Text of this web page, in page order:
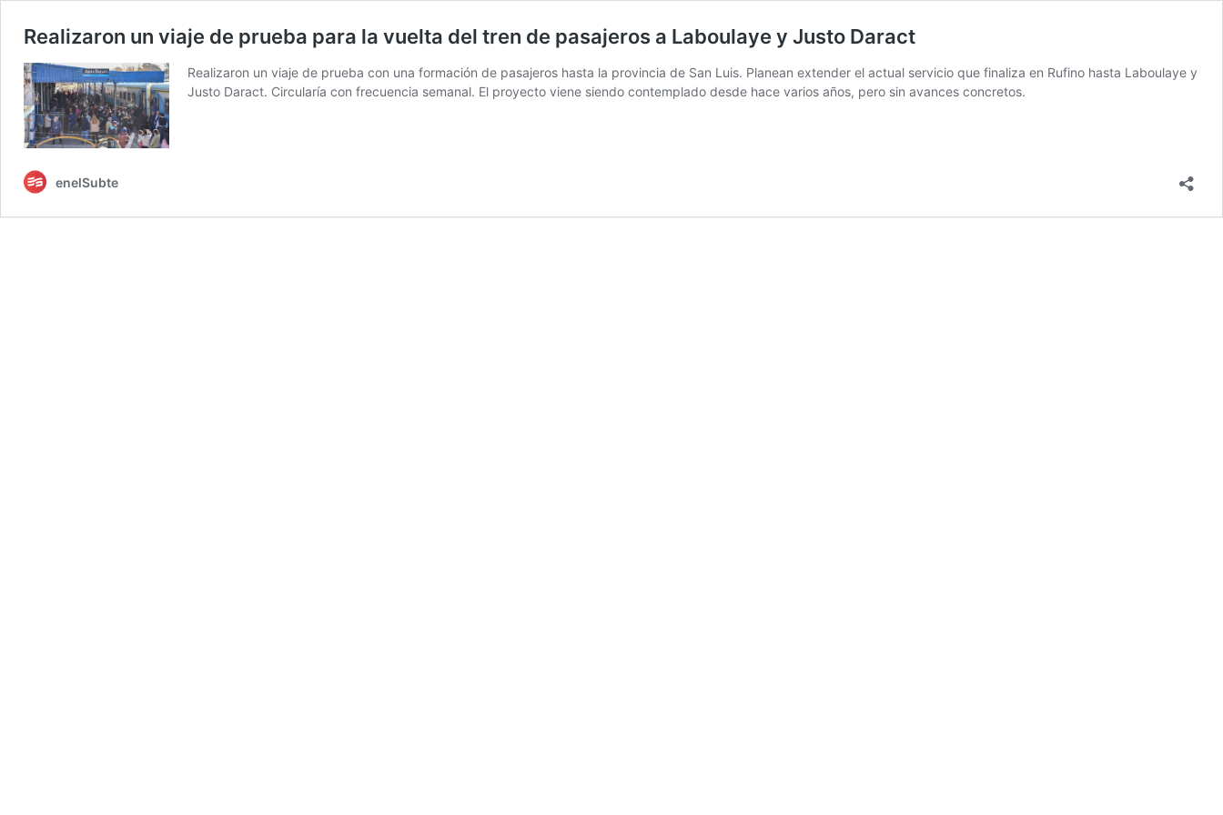
Realizaron un viaje de prueba para la vuelta del tren de pasajeros a Laboulaye y Justo Daract
Realizaron un viaje de prueba con una formación de pasajeros hasta la provincia de San Luis. Planean extender el actual servicio que finaliza en Rufino hasta Laboulaye y
Justo Daract. Circularía con frecuencia semanal. El proyecto viene siendo contemplado desde hace varios años, pero sin avances concretos.
enelSubte